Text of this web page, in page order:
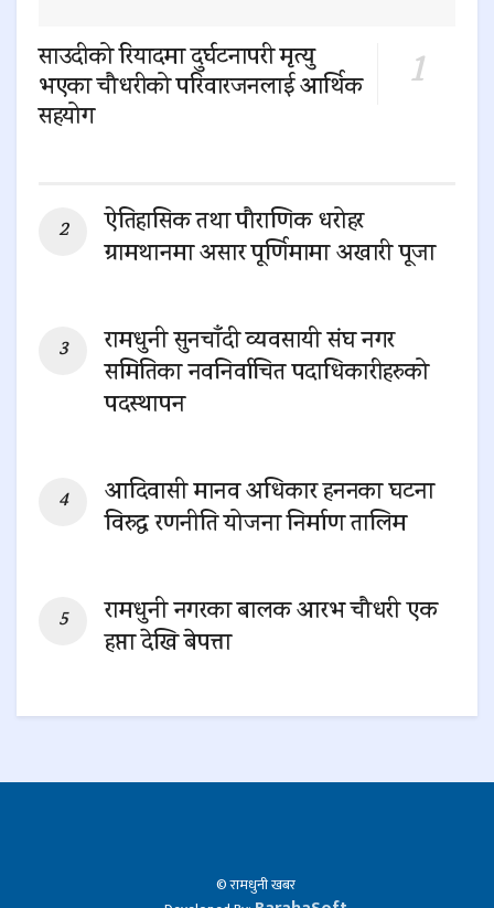
साउदीको रियादमा दुर्घटनापरी मृत्यु
भएका चौधरीको परिवारजनलाई आर्थिक
सहयोग
ऐतिहासिक तथा पौराणिक धरोहर
ग्रामथानमा असार पूर्णिमामा अखारी पूजा
रामधुनी सुनचाँदी व्यवसायी संघ नगर
समितिका नवनिर्वाचित पदाधिकारीहरुको
पदस्थापन
आदिवासी मानव अधिकार हननका घटना
विरुद्ध रणनीति योजना निर्माण तालिम
रामधुनी नगरका बालक आरभ चौधरी एक
हप्ता देखि बेपत्ता
© रामधुनी खबर